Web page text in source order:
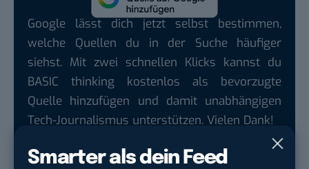
Smarter als dein Feed
Google lässt dich jetzt selbst bestimmen,
welche Quellen du in der Suche häufiger
siehst. Mit zwei schnellen Klicks kannst du
BASIC thinking kostenlos als bevorzugte
Quelle hinzufügen und damit unabhängigen
Tech-Journalismus unterstützen. Vielen Dank!